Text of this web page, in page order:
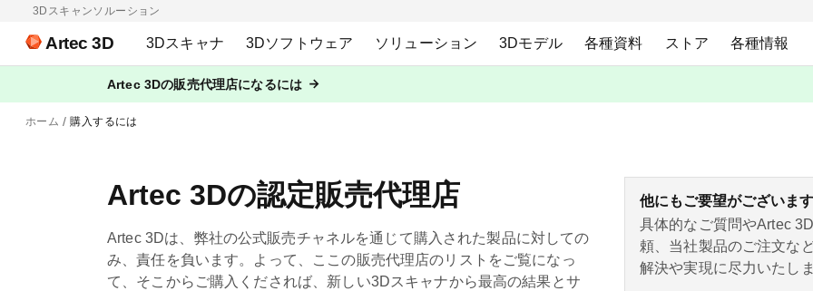
3Dスキャンソルーション
Artec 3D 3Dスキャナ 3Dソフトウェア ソリューション 3Dモデル 各種資料 ストア 各種情報
Artec 3Dの販売代理店になるには
ホーム 購入するには
Artec 3Dの認定販売代理店
Artec 3Dは、弊社の公式販売チャネルを通じて購入された製品に対しての
み、責任を負います。よって、ここの販売代理店のリストをご覧になっ
て、そこからご購入くだされば、新しい3Dスキャナから最高の結果とサ
他にもご要望がございま
具体的なご質問やArtec
頼、当社製品のご注文な
解決や実現に尽力いたし